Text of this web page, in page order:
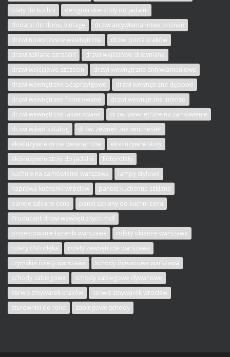
blaty do kuchni
designerskie stoły do jadalni
dodatki do domu vintage
drzwi antywłamaniowe poznań
drzwi nowoczesne wewnętrzne
drzwi porta kraków
drzwi szklane szczecin
drzwi wejściowe drewniane
drzwi wejściowe szczecin
drzwi wewnętrzne antywłamaniowe
drzwi wewnętrzne bezprzylgowe
drzwi wewnętrzne dębowe
drzwi wewnętrzne fornirowane
drzwi wewnętrzne intenso
drzwi wewnętrzne lakierowane
drzwi wewnętrzne na zamówienie
drzwi wikęd katalog
drzwi zewnętrzne winchester
ekskluzywne drzwi wewnętrzne
ekskluzywne stoły
ekskluzywne stoły do jadalni
Fotorolety
kuchnie na zamówienie warszawa
lampy stylowe
naprawa kuchenki wrocław
panele kuchenne szklane
panele szklane cena
panel szklany do kuchni cena
Producent drzwi wewnętrznych mdf
projektowanie łazienki warszawa
rolety okienne warszawa
rolety Ostrołęka
rolety zewnętrzne warszawa
rzymskie rolety warszawa
schody dywanowe warszawa
schody zabiegowe
schody zabiegowe dywanowe
serwis zmywarek kraków
serwis zmywarek wrocław
sterowniki do rolet
zabiegowe schody